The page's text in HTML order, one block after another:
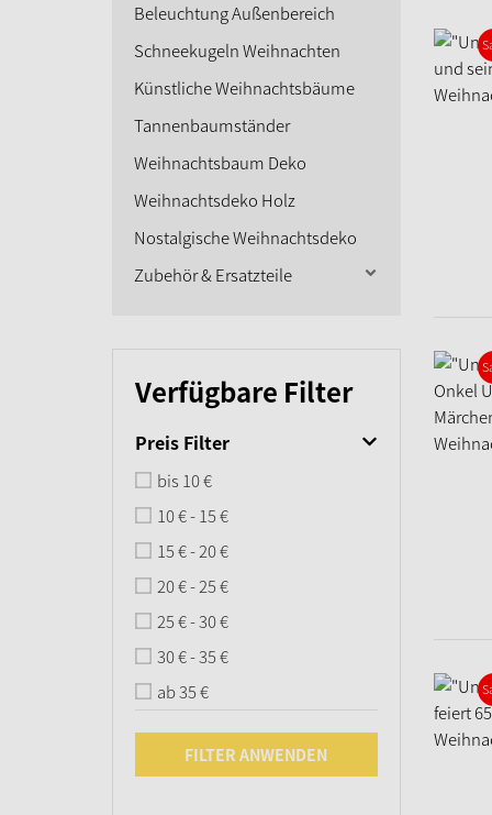
Beleuchtung Außenbereich
Schneekugeln Weihnachten
Künstliche Weihnachtsbäume
Tannenbaumständer
Weihnachtsbaum Deko
Weihnachtsdeko Holz
Nostalgische Weihnachtsdeko
Zubehör & Ersatzteile
Verfügbare Filter
Preis Filter
bis 10 €
10 € - 15 €
15 € - 20 €
20 € - 25 €
25 € - 30 €
30 € - 35 €
ab 35 €
FILTER ANWENDEN